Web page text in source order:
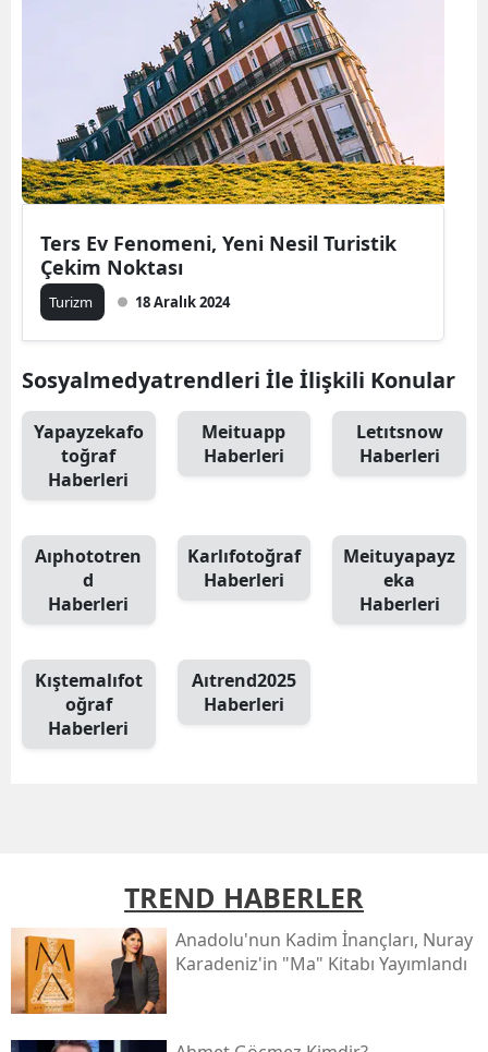
Ters Ev Fenomeni, Yeni Nesil Turistik
Çekim Noktası
Turizm 18 Aralık 2024
Sosyalmedyatrendleri İle İlişkili Konular
Yapayzekafo
toğraf
Haberleri
Meituapp
Haberleri
Letıtsnow
Haberleri
Aıphototren
d
Haberleri
Karlıfotoğraf
Haberleri
Meituyapayz
eka
Haberleri
Kıştemalıfot
oğraf
Haberleri
Aıtrend2025
Haberleri
TREND HABERLER
Anadolu'nun Kadim İnançları, Nuray
Karadeniz'in "ma" Kitabı Yayımlandı